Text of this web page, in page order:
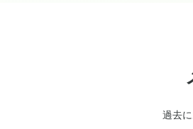
過去